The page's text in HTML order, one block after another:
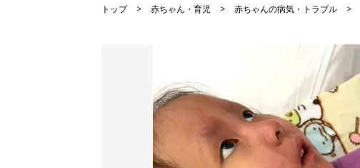
トップ 赤ちゃん・育児 赤ちゃんの病気・トラブル